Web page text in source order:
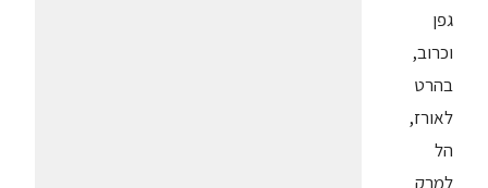
גפן
וכרוב,
בהרט
לאורז,
הל
למרק